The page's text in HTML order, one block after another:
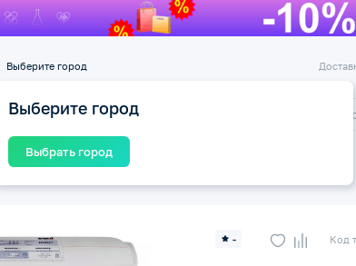
Выберите город
Выберите город
Выбрать город
Каталог
- Код